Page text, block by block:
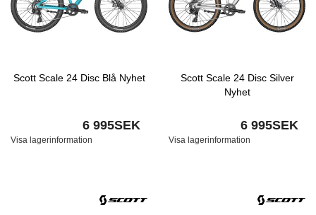
Scott Scale 24 Disc Blå Nyhet
6 995SEK
Visa lagerinformation
Scott Scale 24 Disc Silver
Nyhet
6 995SEK
Visa lagerinformation